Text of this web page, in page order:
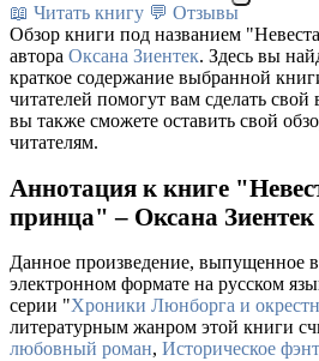
📖 Читать книгу 💬 Отзывы
Обзор книги под названием
автора Оксана Зиентек. Здесь вы
краткое содержание выбранной
читателей помогут вам сделать
вы также сможете оставить свой
читателям.
Аннотация к книге
принца" – Оксана Зиентек
Данное произведение, выпущенное в
электронном формате на русском
серии "Хроники Люнборга и
литературным жанром этой книги
любовный роман, Историческое